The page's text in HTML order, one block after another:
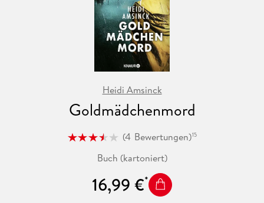
Heidi Amsinck
Goldmädchenmord
(4 Bewertungen)15
Buch (kartoniert)
16,99 €